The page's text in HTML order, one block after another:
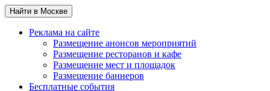
Найти в Москве
Реклама на сайте
Размещение анонсов мероприятий
Размещение ресторанов и кафе
Размещение мест и площадок
Размещение баннеров
Бесплатные события